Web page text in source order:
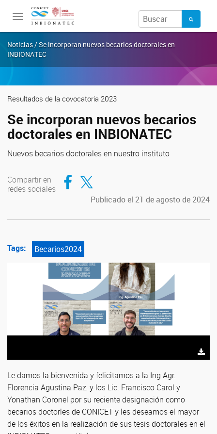
Toggle
navigation
Noticias / Se incorporan nuevos becarios doctorales en
INBIONATEC
Resultados de la covocatoria 2023
Se incorporan nuevos becarios
doctorales en INBIONATEC
Nuevos becarios doctorales en nuestro instituto
Compartir en
redes sociales
Compartir en Facebook
Compartir en Twitter
Publicado el 21 de agosto de 2024
Tags: Becarios2024
Le damos la bienvenida y felicitamos a la Ing Agr.
Florencia Agustina Paz, y los Lic. Francisco Carol y
Yonathan Coronel por su reciente designación como
becarios doctorles de CONICET y les deseamos el mayor
de los éxitos en la realización de sus tesis doctorales en el